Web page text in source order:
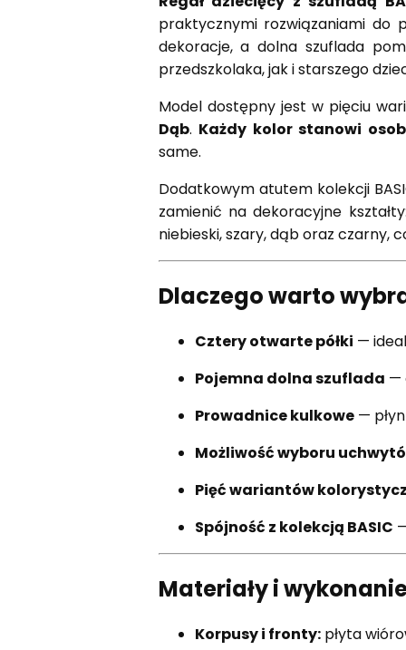
praktycznymi rozwiązaniami do
dekoracje, a dolna szuflada
przedszkolaka, jak i starszego
Model dostępny jest w pięciu
Dąb. Każdy kolor stanowi
same.
Dodatkowym atutem kolekcji
zamienić na dekoracyjne
niebieski, szary, dąb oraz czarny,
Dlaczego warto
Cztery otwarte półki —
Pojemna dolna szuflada —
Prowadnice kulkowe—
Możliwość wyboru
Pięć wariantów
Spójność z kolekcją BASIC
Materiały i
Korpusy i fronty:płyta